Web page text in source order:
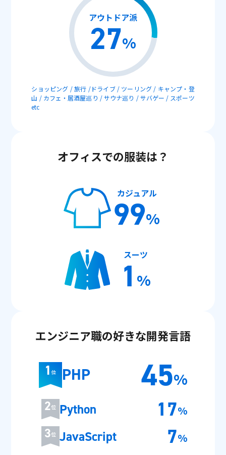
アウトドア派
27%
ショッピング / 旅行 /ドライブ / ツーリング / キャンプ・登
山 / カフェ・居酒屋巡り / サウナ巡り / サバゲー / スポーツ
etc
オフィスでの服装は？
カジュアル
99%
スーツ
1 %
エンジニア職の好きな開発言語
1 位 PHP 45%
2位 Python 17%
3位 JavaScript 7%